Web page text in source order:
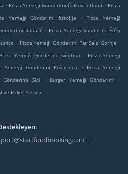
. Pizza Yemeği Gönderimi Čaklovići Donji . Pizza
Yemeği Gönderimi Krtolije .
Pizza Yemeği
Rapače . Pizza Yemeği Gönderimi Šićki
. Pizza Yemeği Gönderimi Par Selo Gornje .
Pizza Yemeği Gönderimi Svojtina . Pizza Yemeği
Yemeği Gönderimi Požarnica .
Pizza Yemeği
Gönderimi Šići . Burger Yemeği Gönderimi
.
ve Paket Servisi
|